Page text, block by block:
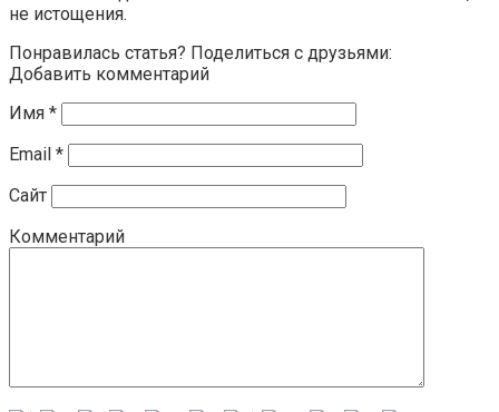
не истощения.
Понравилась статья? Поделиться с друзьями:
Добавить комментарий
Имя *
Email *
Сайт
Комментарий